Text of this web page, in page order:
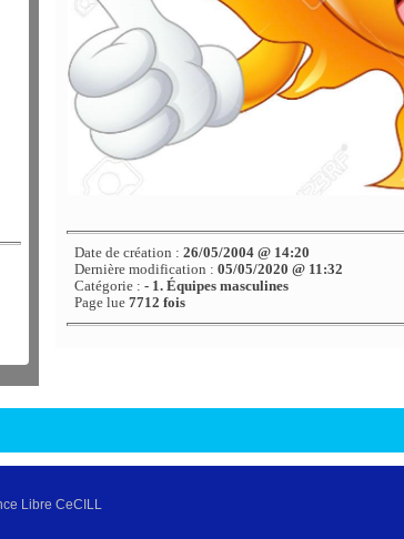
Date de création : 26/05/2004 @ 14:20
Dernière modification : 05/05/2020 @ 11:32
Catégorie : - 1. Équipes masculines
Page lue 7712 fois
Libre CeCILL